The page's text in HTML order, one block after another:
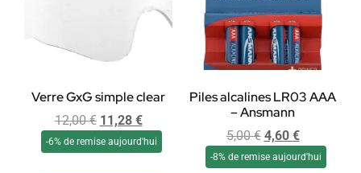
Verre GxG simple clear
12,00€ 11,28 €
-6% de remise aujourd'hui
Piles alcalines LR03 AAA
– Ansmann
5,00€ 4,60 €
-8% de remise aujourd'hui